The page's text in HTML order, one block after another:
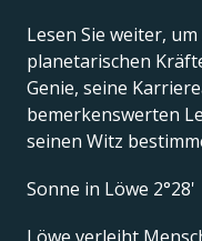
Lesen Sie weiter, um
planetarischen
Genie, seine
bemerkenswerten
seinen Witz
Sonne in Löwe 2°28'